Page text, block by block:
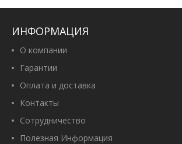
ИНФОРМАЦИЯ
О компании
Гарантии
Оплата и доставка
Контакты
Сотрудничество
Полезная Информация